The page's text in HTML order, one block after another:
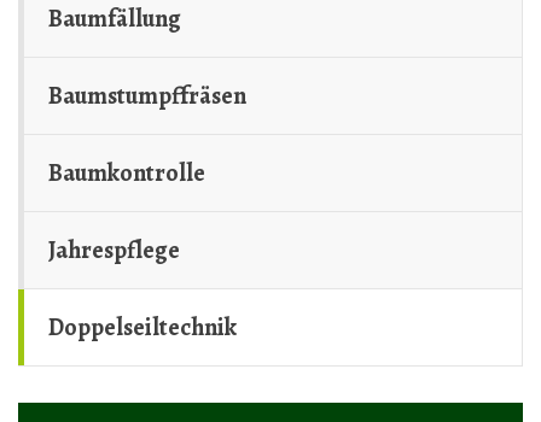
Baumfällung
Baumstumpffräsen
Baumkontrolle
Jahrespflege
Doppelseiltechnik